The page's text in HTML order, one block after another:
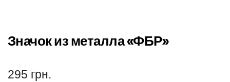
Значок из металла «ФБР»
295 грн.